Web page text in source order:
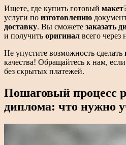
Ищете, где купить готовый макет
услуги по изготовлению
доставку. Вы сможете заказать
и получить оригинал всего через
Не упустите возможность сделать
качества! Обращайтесь к нам,
без скрытых платежей.
Пошаговый процесс
диплома: что нужно